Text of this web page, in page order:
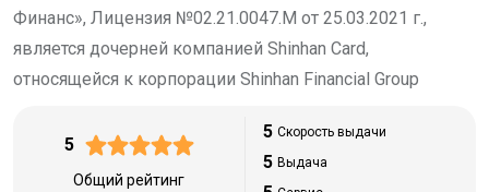
Финанс», Лицензия №02.21.0047.M от 25.03.2021 г.,
является дочерней компанией Shinhan Card,
относящейся к корпорации Shinhan Financial Group
5
Общий рейтинг
5 Скорость выдачи
5 Выдача